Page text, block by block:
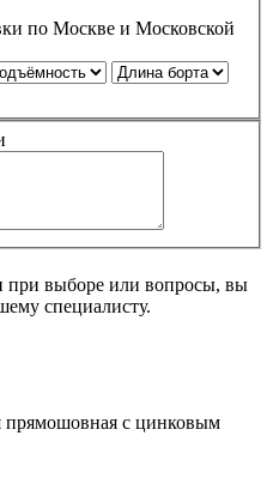
по Москве и Московской
при выборе или вопросы, вы
специалисту.
прямошовная с цинковым